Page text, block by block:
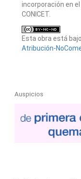
incorporación en
CONICET.
Esta obra está
Atribución-
Auspicios